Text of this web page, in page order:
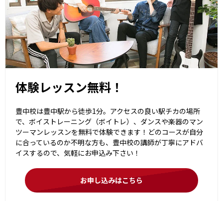
体験レッスン無料！
豊中校は豊中駅から徒歩1分。アクセスの良い駅チカの場所
で、ボイストレーニング（ボイトレ）、ダンスや楽器のマン
ツーマンレッスンを無料で体験できます！どのコースが自分
に合っているのか不明な方も、豊中校の講師が丁寧にアドバ
イスするので、気軽にお申込み下さい！
お申し込みはこちら